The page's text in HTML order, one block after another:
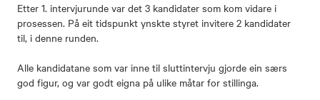
Etter 1. intervjurunde var det 3 kandidater som kom vidare i
prosessen. På eit tidspunkt ynskte styret invitere 2 kandidater
til, i denne runden.
Alle kandidatane som var inne til sluttintervju gjorde ein særs
god figur, og var godt eigna på ulike måtar for stillinga.